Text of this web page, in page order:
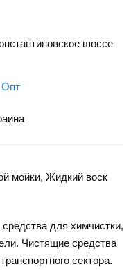
шоссе
Опт
мойки, Жидкий воск
для химчистки,
Чистящие средства
сектора.